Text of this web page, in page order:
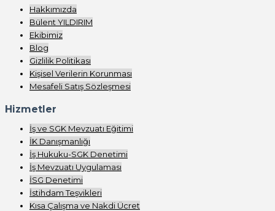
Hakkımızda
Bülent YILDIRIM
Ekibimiz
Blog
Gizlilik Politikası
Kişisel Verilerin Korunması
Mesafeli Satış Sözleşmesi
Hizmetler
İş ve SGK Mevzuatı Eğitimi
İK Danışmanlığı
İş Hukuku-SGK Denetimi
İş Mevzuatı Uygulaması
İSG Denetimi
İstihdam Teşvikleri
Kısa Çalışma ve Nakdi Ücret